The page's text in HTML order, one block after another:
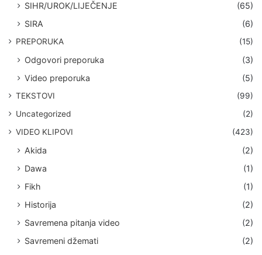
SIHR/UROK/LIJEČENJE
(65)
SIRA
(6)
PREPORUKA (15)
Odgovori preporuka
(3)
Video preporuka
(5)
TEKSTOVI
(99)
Uncategorized
(2)
VIDEO KLIPOVI
(423)
Akida
(2)
Dawa
(1)
Fikh
(1)
Historija
(2)
Savremena pitanja video
(2)
Savremeni džemati
(2)